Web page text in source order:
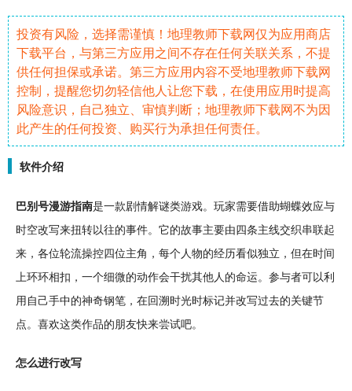
投资有风险，选择需谨慎！地理教师下载网仅为应用商店
下载平台，与第三方应用之间不存在任何关联关系，不提
供任何担保或承诺。第三方应用内容不受地理教师下载网
控制，提醒您切勿轻信他人让您下载，在使用应用时提高
风险意识，自己独立、审慎判断；地理教师下载网不为因
此产生的任何投资、购买行为承担任何责任。
软件介绍
巴别号漫游指南是一款剧情解谜类游戏。玩家需要借助蝴蝶效应与
时空改写来扭转以往的事件。它的故事主要由四条主线交织串联起
来，各位轮流操控四位主角，每个人物的经历看似独立 ，但在时间
上环环相扣，一个细微的动作会干扰其他人的命运。参与者可以利
用自己手中的神奇钢笔，在回溯时光时标记并改写过去的关键节
点。喜欢这类作品的朋友快来尝试吧。
怎么进行改写